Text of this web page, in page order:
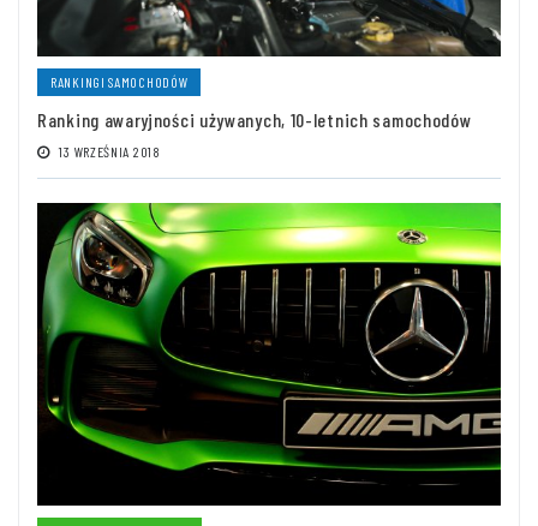
RANKINGI SAMOCHODÓW
Ranking awaryjności używanych, 10-letnich samochodów
13 WRZEŚNIA 2018